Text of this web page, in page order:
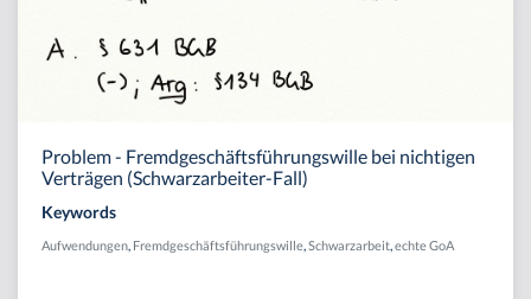
Problem - Fremdgeschäftsführungswille bei nichtigen
Verträgen (Schwarzarbeiter-Fall)
Keywords
Aufwendungen Fremdgeschäftsführungswille Schwarzarbeit echte GoA